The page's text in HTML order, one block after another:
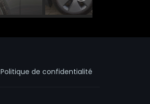
Politique de confidentialité